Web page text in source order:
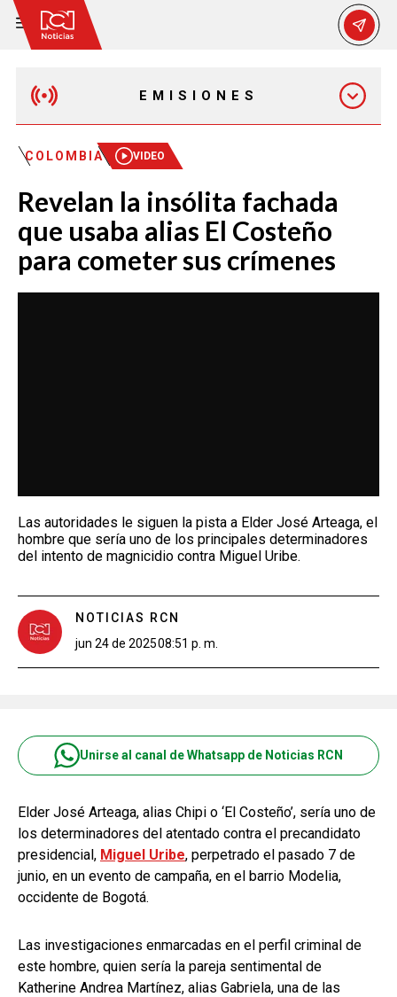
EMISIONES
MAÑANA EXPRESS
EMISIÓN 12:30 PM
EMISIÓN 7:00 PM
COLOMBIA VIDEO
Revelan la insólita fachada
que usaba alias El Costeño
para cometer sus crímenes
Las autoridades le siguen la pista a Elder José Arteaga, el
hombre que sería uno de los principales determinadores
del intento de magnicidio contra Miguel Uribe.
NOTICIAS RCN
jun 24 de 202508:51 p. m.
Unirse al canal de Whatsapp de Noticias RCN
Elder José Arteaga, alias Chipi o ‘El Costeño’, sería uno de
los determinadores del atentado contra el precandidato
presidencial, Miguel Uribe, perpetrado el pasado 7 de
junio, en un evento de campaña, en el barrio Modelia,
occidente de Bogotá.
Las investigaciones enmarcadas en el perfil criminal de
este hombre, quien sería la pareja sentimental de
Katherine Andrea Martínez, alias Gabriela, una de las